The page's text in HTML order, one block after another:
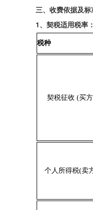
三、收费依据及标
1、契税适用税率：
税种
契税征收 (买
个人所得税(卖